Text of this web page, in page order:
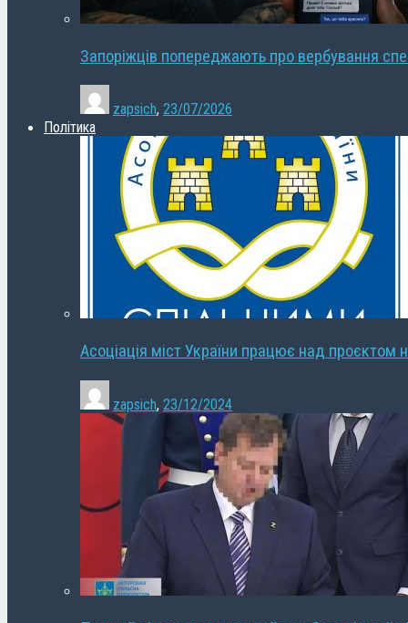
Запоріжців попереджають про вербування
zapsich, 23/07/2026
Політика
Асоціація міст України працює над проєктом
zapsich, 23/12/2024